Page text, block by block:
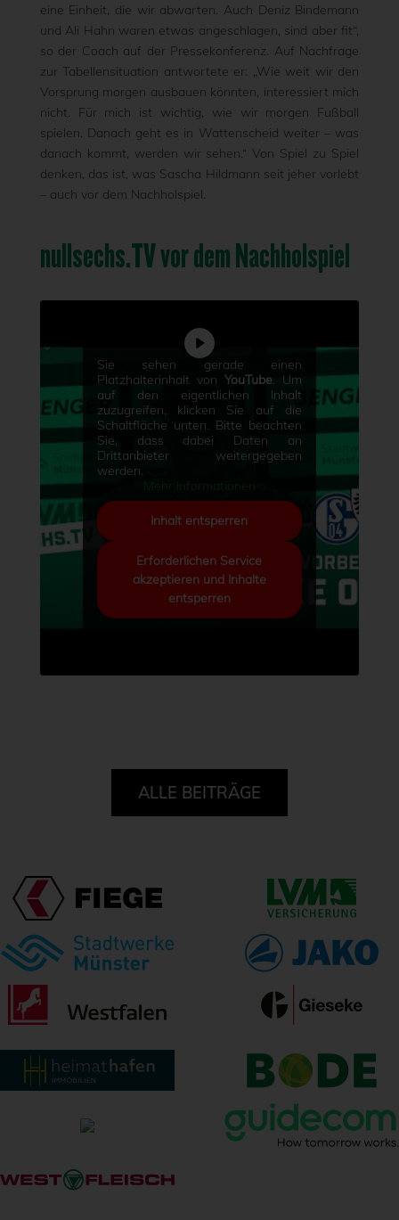
eine Einheit, die wir abwarten. Auch Deniz Bindemann
und Ali Hahn waren etwas angeschlagen, sind aber fit“,
so der Coach auf der Pressekonferenz. Auf Nachfrage
zur Tabellensituation antwortete er: „Wie weit wir den
Vorsprung morgen ausbauen könnten, interessiert mich
nicht. Für mich ist wichtig, wie wir morgen Fußball
spielen. Danach geht es in Wattenscheid weiter – was
danach kommt, werden wir sehen.“ Von Spiel zu Spiel
denken, das ist, was Sascha Hildmann seit jeher vorlebt
– auch vor dem Nachholspiel.
nullsechs.TV vor dem Nachholspiel
Sie sehen gerade einen
Platzhalterinhalt vonYouTube . Um
auf den eigentlichen Inhalt
zuzugreifen, klicken Sie auf die
Schaltfläche unten. Bitte beachten
Sie, dass dabei Daten an
Drittanbieter weitergegeben
werden.
Mehr Informationen
Inhalt entsperren
Erforderlichen Service
akzeptieren und Inhalte
entsperren
ALLE BEITRÄGE